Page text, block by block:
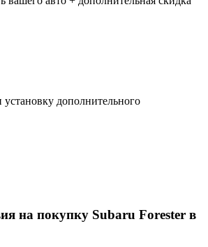
дополнительного
на покупку Subaru Forester в